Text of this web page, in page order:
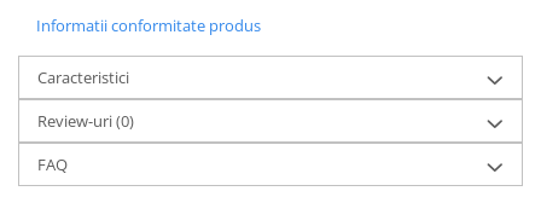
Informatii conformitate produs
Caracteristici
Review-uri(0)
FAQ